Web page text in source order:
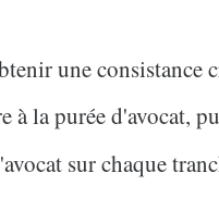
une consistance
la purée d'avocat,
sur chaque